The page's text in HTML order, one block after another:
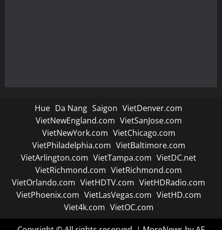
Hue Da Nang Saigon VietDenver.com
VietNewEngland.com VietSanJose.com
VietNewYork.com VietChicago.com
VietPhiladelphia.com VietBaltimore.com
VietArlington.com VietTampa.com VietDC.net
VietRichmond.com VietRichmond.com
VietOrlando.com VietHDTV.com VietHDRadio.com
VietPhoenix.com VietLasVegas.com VietHD.com
Viet4k.com VietOC.com